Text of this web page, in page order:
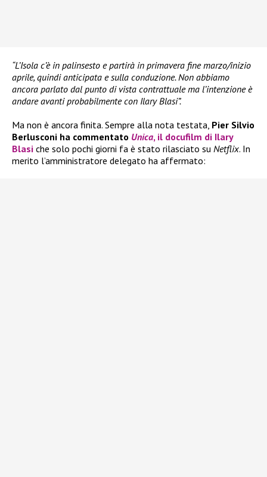
“L’Isola c’è in palinsesto e partirà in primavera fine marzo/inizio
aprile, quindi anticipata e sulla conduzione. Non abbiamo
ancora parlato dal punto di vista contrattuale ma l’intenzione è
andare avanti probabilmente con Ilary Blasi”.
Ma non è ancora finita. Sempre alla nota testata, Pier Silvio
Berlusconi ha commentato Unica, il docufilm di Ilary
Blasi che solo pochi giorni fa è stato rilasciato su Netflix. In
merito l’amministratore delegato ha affermato: